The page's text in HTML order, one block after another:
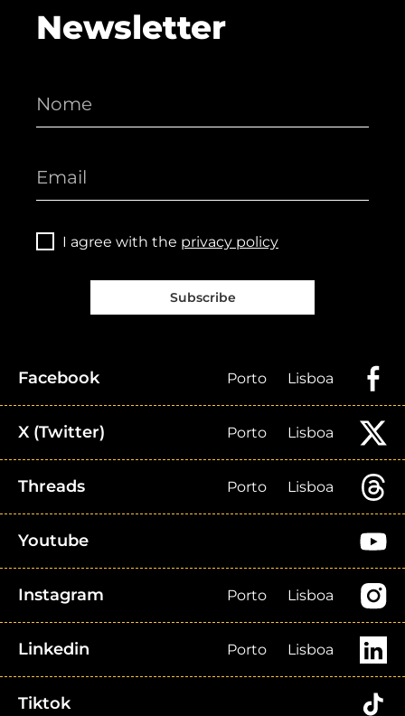
Newsletter
I agree with the privacy policy
Subscribe
Facebook Porto Lisboa
X (Twitter) Porto Lisboa
Threads Porto Lisboa
Youtube
Instagram Porto Lisboa
Linkedin Porto Lisboa
Tiktok